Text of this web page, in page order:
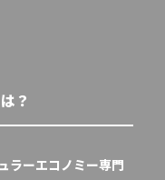
？
ーエコノミー専門